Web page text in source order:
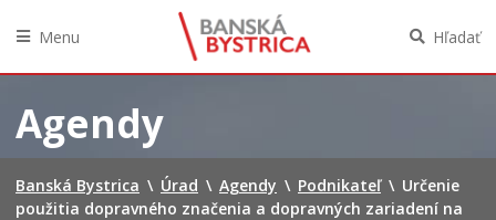
obsah
Menu Hľadať
Agendy
Banská Bystrica \ Úrad \ Agendy \ Podnikateľ \ Určenie
použitia dopravného značenia a dopravných zariadení na